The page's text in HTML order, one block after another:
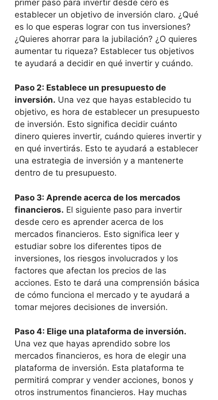
primer paso para invertir desde cero es
establecer un objetivo de inversión claro. ¿Qué
es lo que esperas lograr con tus inversiones?
¿Quieres ahorrar para la jubilación? ¿O quieres
aumentar tu riqueza? Establecer tus objetivos
te ayudará a decidir en qué invertir y cuándo.
Paso 2: Establece un presupuesto de
inversión. Una vez que hayas establecido tu
objetivo, es hora de establecer un presupuesto
de inversión. Esto significa decidir cuánto
dinero quieres invertir, cuándo quieres invertir y
en qué invertirás. Esto te ayudará a establecer
una estrategia de inversión y a mantenerte
dentro de tu presupuesto.
Paso 3: Aprende acerca de los mercados
financieros. El siguiente paso para invertir
desde cero es aprender acerca de los
mercados financieros. Esto significa leer y
estudiar sobre los diferentes tipos de
inversiones, los riesgos involucrados y los
factores que afectan los precios de las
acciones. Esto te dará una comprensión básica
de cómo funciona el mercado y te ayudará a
tomar mejores decisiones de inversión.
Paso 4: Elige una plataforma de inversión.
Una vez que hayas aprendido sobre los
mercados financieros, es hora de elegir una
plataforma de inversión. Esta plataforma te
permitirá comprar y vender acciones, bonos y
otros instrumentos financieros. Hay muchas